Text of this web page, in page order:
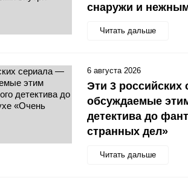
снаружи и
Читать дальше
Эти 3
обсуждаемые
детектива до
странных дел»
Читать дальше
6 августа 2026